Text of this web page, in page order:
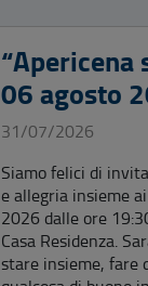
“Apericena
06 agosto
31/07/2026
Siamo felici di
e allegria insieme
2026 dalle ore
Casa Residenza.
stare insieme, fare